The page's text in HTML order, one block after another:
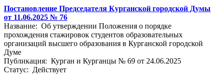
Постановление Председателя Курганской городской Думы
от 11.06.2025 № 76
Название: Об утверждении Положения о порядке
прохождения стажировок студентов образовательных
организаций высшего образования в Курганской городской
Думе
Публикация: Курган и Курганцы № 69 от 24.06.2025
Статус: Действует